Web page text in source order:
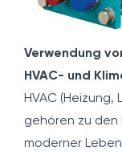
Verwendung
HVAC- und
HVAC
gehören zu
moderner